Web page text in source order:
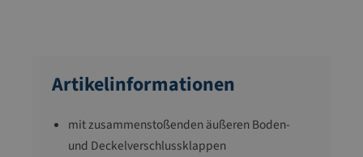
Artikelinformationen
mit zusammenstoßenden äußeren Boden-
und Deckelverschlussklappen